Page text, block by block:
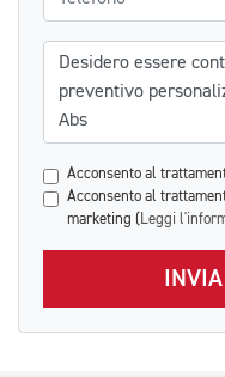
Messaggio
Acconsento al
Acconsento al
marketing ( Leggi